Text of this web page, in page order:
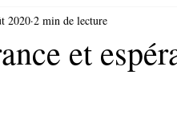
et
2020 2 min de lecture